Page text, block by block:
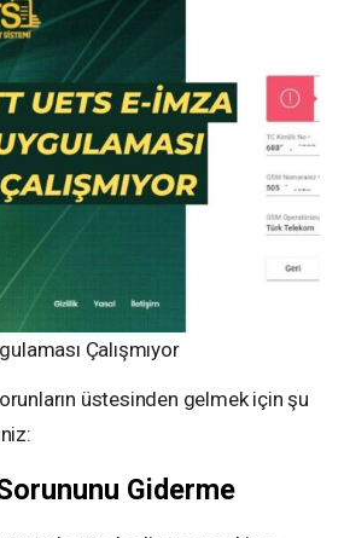
Çalışmıyor
üstesinden gelmek için şu
Giderme